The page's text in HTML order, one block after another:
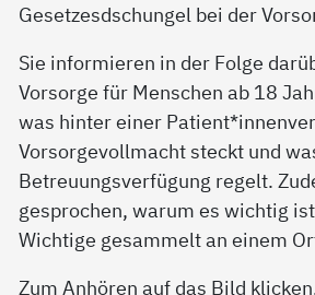
Gesetzesdschungel bei der
Sie informieren in der Folge
Vorsorge für Menschen ab 18
was hinter einer
Vorsorgevollmacht steckt und
Betreuungsverfügung regelt.
gesprochen, warum es wichtig
Wichtige gesammelt an einem
Zum Anhören auf das Bild